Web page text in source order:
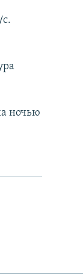
ночью